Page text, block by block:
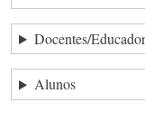
Docentes/
Alunos